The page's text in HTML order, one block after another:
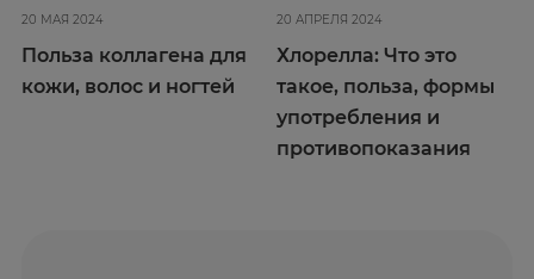
20 МАЯ 2024
Польза коллагена для
кожи, волос и ногтей
20 АПРЕЛЯ 2024
Хлорелла: Что это
такое, польза, формы
употребления и
противопоказания